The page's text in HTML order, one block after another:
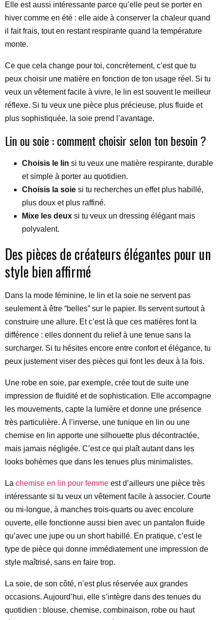
Elle est aussi intéressante parce qu’elle peut se porter en
hiver comme en été : elle aide à conserver la chaleur quand
il fait frais, tout en restant respirante quand la température
monte.
Ce que cela change pour toi, concrètement, c’est que tu
peux choisir une matière en fonction de ton usage réel. Si tu
veux un vêtement facile à vivre, le lin est souvent le meilleur
réflexe. Si tu veux une pièce plus précieuse, plus fluide et
plus sophistiquée, la soie prend l’avantage.
Lin ou soie : comment choisir selon ton besoin ?
Choisis le lin si tu veux une matière respirante, durable
et simple à porter au quotidien.
Choisis la soie si tu recherches un effet plus habillé,
plus doux et plus raffiné.
Mixe les deux si tu veux un dressing élégant mais
polyvalent.
Des pièces de créateurs élégantes pour un
style bien affirmé
Dans la mode féminine, le lin et la soie ne servent pas
seulement à être “belles” sur le papier. Ils servent surtout à
construire une allure. Et c’est là que ces matières font la
différence : elles donnent du relief à une tenue sans la
surcharger. Si tu hésites encore entre confort et élégance, tu
peux justement viser des pièces qui font les deux à la fois.
Une robe en soie, par exemple, crée tout de suite une
impression de fluidité et de sophistication. Elle accompagne
les mouvements, capte la lumière et donne une présence
très particulière. À l’inverse, une tunique en lin ou une
chemise en lin apporte une silhouette plus décontractée,
mais jamais négligée. C’est ce qui plaît autant dans les
looks bohèmes que dans les tenues plus minimalistes.
La chemise en lin pour femme est d’ailleurs une pièce très
intéressante si tu veux un vêtement facile à associer. Courte
ou mi-longue, à manches trois-quarts ou avec encolure
ouverte, elle fonctionne aussi bien avec un pantalon fluide
qu’avec une jupe ou un short habillé. En pratique, c’est le
type de pièce qui donne immédiatement une impression de
style maîtrisé, sans en faire trop.
La soie, de son côté, n’est plus réservée aux grandes
occasions. Aujourd’hui, elle s’intègre dans des tenues du
quotidien : blouse, chemise, combinaison, robe ou haut